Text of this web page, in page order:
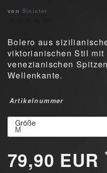
von Sinister
Bolero aus
viktorianischen Stil mit
venezianischen
Wellenkante.
Artikelnummer
Größe
79,90 EUR